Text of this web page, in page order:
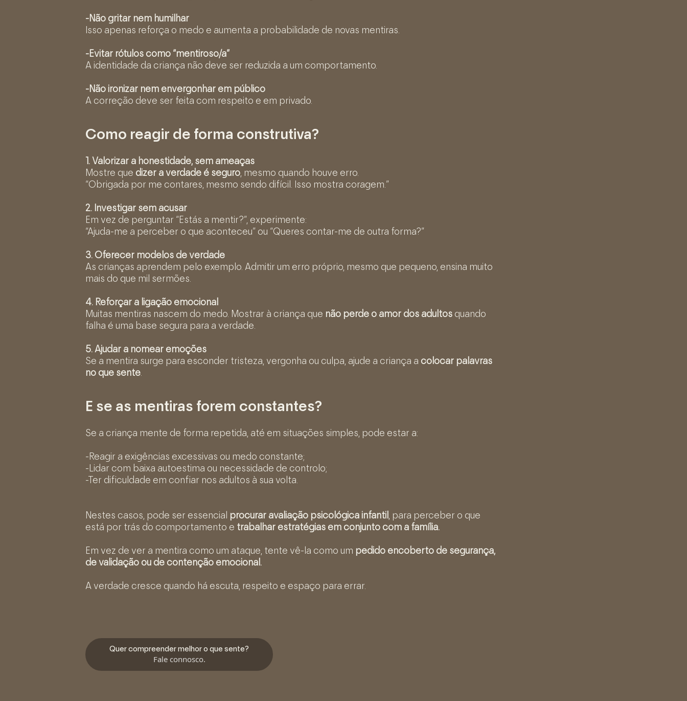
-Não gritar nem humilhar
Isso apenas reforça o medo e aumenta a probabilidade de novas mentiras.
-Evitar rótulos como “mentiroso/a”
A identidade da criança não deve ser reduzida a um comportamento.
-Não ironizar nem envergonhar em público
A correção deve ser feita com respeito e em privado.
Como reagir de forma construtiva?
1. Valorizar a honestidade, sem ameaças
Mostre que dizer a verdade é seguro, mesmo quando houve erro.
“Obrigada por me contares, mesmo sendo difícil. Isso mostra coragem.”
2. Investigar sem acusar
Em vez de perguntar “Estás a mentir?”, experimente:
“Ajuda-me a perceber o que aconteceu” ou “Queres contar-me de outra forma?”
3. Oferecer modelos de verdade
As crianças aprendem pelo exemplo. Admitir um erro próprio, mesmo que pequeno, ensina muito
mais do que mil sermões.
4. Reforçar a ligação emocional
Muitas mentiras nascem do medo. Mostrar à criança que não perde o amor dos adultos quando
falha é uma base segura para a verdade.
5. Ajudar a nomear emoções
Se a mentira surge para esconder tristeza, vergonha ou culpa, ajude a criança a colocar palavras
no que sente.
E se as mentiras forem constantes?
Se a criança mente de forma repetida, até em situações simples, pode estar a:
-Reagir a exigências excessivas ou medo constante;
-Lidar com baixa autoestima ou necessidade de controlo;
-Ter dificuldade em confiar nos adultos à sua volta.
Nestes casos, pode ser essencial procurar avaliação psicológica infantil , para perceber o que
está por trás do comportamento e trabalhar estratégias em conjunto com a família.
Em vez de ver a mentira como um ataque, tente vê-la como um pedido encoberto de segurança,
de validação ou de contenção emocional.
A verdade cresce quando há escuta, respeito e espaço para errar.
Quer compreender melhor o que sente?
Fale connosco.